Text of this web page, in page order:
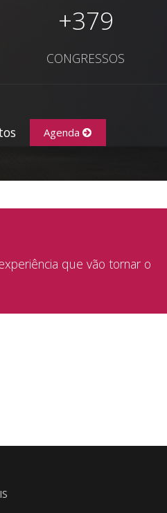
+379
CONGRESSOS
Agenda
que vão tornar o